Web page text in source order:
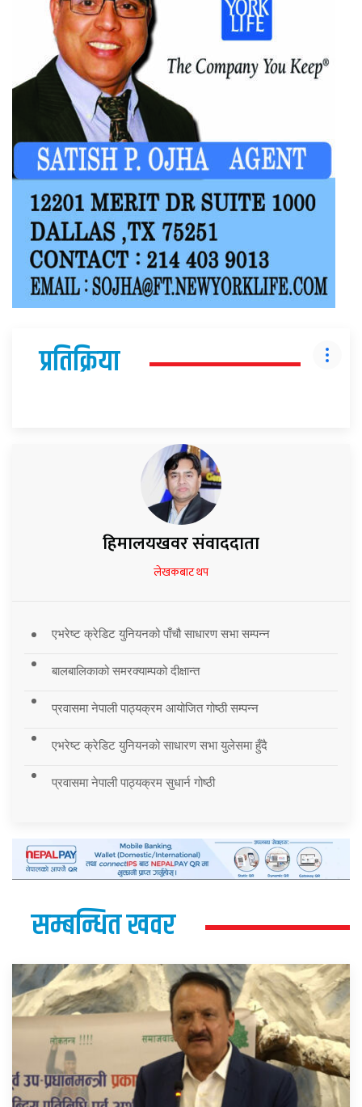
प्रतिक्रिया
हिमालयखवर संवाददाता
लेखकबाट थप
एभरेष्ट क्रेडिट युनियनको पाँचौ साधारण सभा सम्पन्न
बालबालिकाको समरक्याम्पको दीक्षान्त
प्रवासमा नेपाली पाठ्यक्रम आयोजित गोष्ठी सम्पन्न
एभरेष्ट क्रेडिट युनियनको साधारण सभा युलेसमा हुँदै
प्रवासमा नेपाली पाठ्यक्रम सुधार्न गोष्ठी
सम्बन्धित खवर